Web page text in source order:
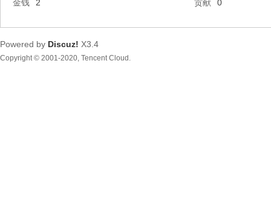
金钱
2 贡献 0
Powered by Discuz! X3.4
Copyright © 2001-2020, Tencent Cloud.